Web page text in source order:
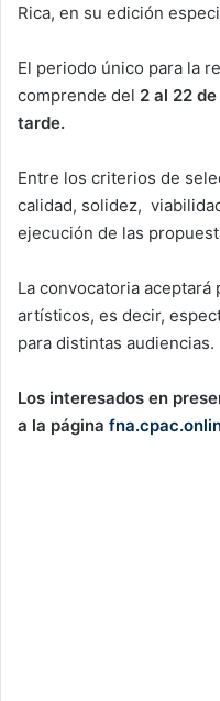
Rica, en su edición
El periodo único para la
comprende del 2 al 22
tarde.
Entre los criterios de
calidad, solidez,
ejecución de las
La convocatoria
artísticos, es decir,
para distintas audiencias.
Los interesados en
a la página